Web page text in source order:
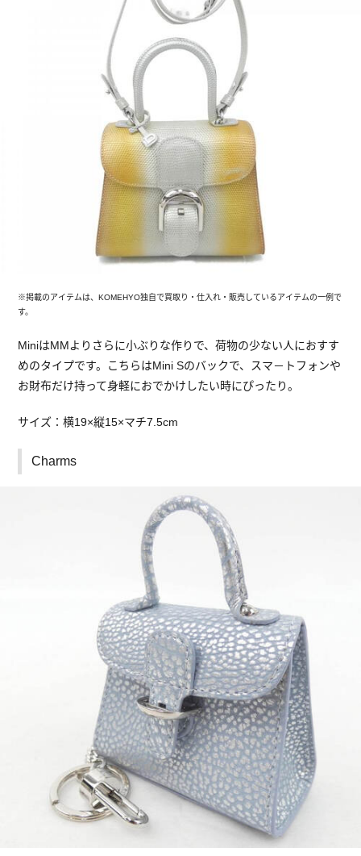
※掲載のアイテムは、KOMEHYO独自で買取り・仕入れ・販売しているアイテムの一例で
す。
MiniはMMよりさらに小ぶりな作りで、荷物の少ない人におすす
めのタイプです。こちらはMini Sのバックで、スマ－トフォンや
お財布だけ持って身軽におでかけしたい時にぴったり。
サイズ：横19×縦15×マチ7.5cm
Charms